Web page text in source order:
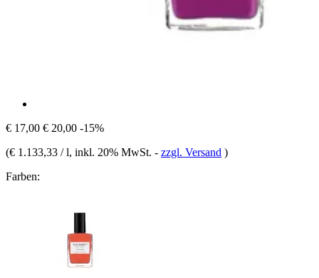
€ 17,00 € 20,00 -15%
(€ 1.133,33 / l, inkl. 20% MwSt. - zzgl. Versand )
Farben: